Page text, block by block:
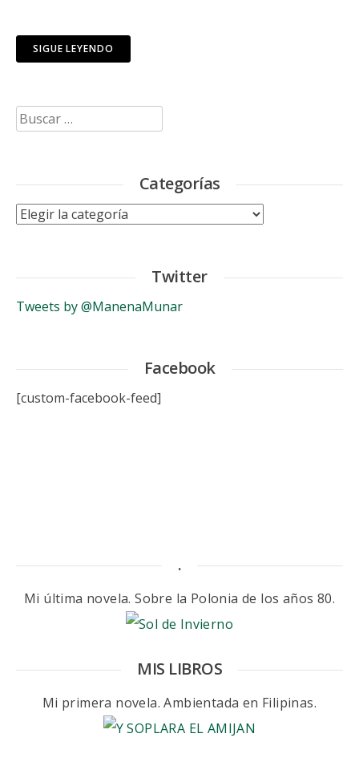
SIGUE LEYENDO
Buscar:
Categorías
Categorías
Twitter
Tweets by @ManenaMunar
Facebook
[custom-facebook-feed]
.
Mi última novela. Sobre la Polonia de los años 80.
MIS LIBROS
Mi primera novela. Ambientada en Filipinas.